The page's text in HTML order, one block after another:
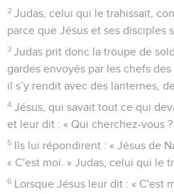
2 Judas, celui qui le trahissait,
parce que Jésus et ses disciples
3 Judas prit donc la troupe de
gardes envoyés par les chefs
il s’y rendit avec des lanternes,
4 Jésus, qui savait tout ce qui
et leur dit : « Qui cherchez-vous ?
5 Ils lui répondirent : « Jésus de
« C'est moi. » Judas, celui qui le
6 Lorsque Jésus leur dit : « C'est